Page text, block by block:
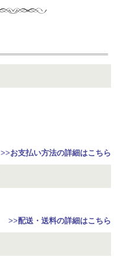
>>お支払い方法の詳細はこちら
>>配送・送料の詳細はこちら